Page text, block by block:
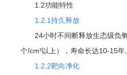
1.2功能特性
1.2.1持久释放
24小时不间断释放生态级负
个/cm³以上），寿命长达10-15年
1.2.2靶向净化